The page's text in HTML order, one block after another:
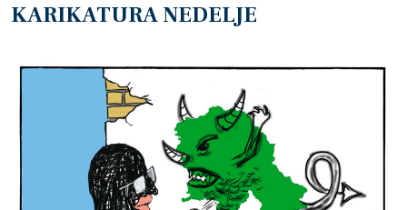
KARIKATURA NEDELJE